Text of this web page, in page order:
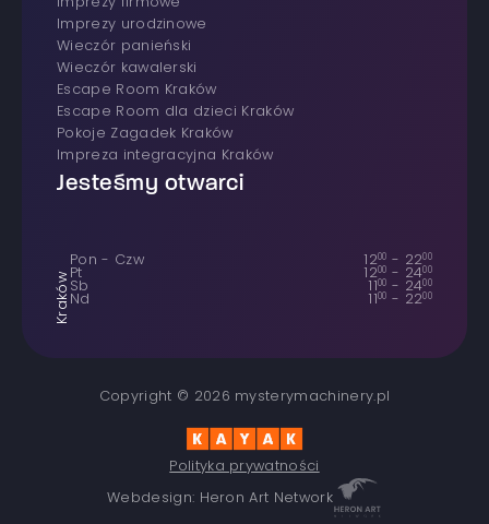
Imprezy urodzinowe
wieczór panieński
wieczór kawalerski
Escape Room Kraków
Escape Room dla dzieci Kraków
Pokoje Zagadek Kraków
Impreza integracyjna Kraków
Jesteśmy otwarci
Kraków
Pon - Czw 1200 - 2200
Pt 1200 - 2400
Sb 1100 - 2400
Nd 1100 - 2200
Copyright © 2026 mysterymachinery.pl
Polityka prywatności
Webdesign: Heron Art Network